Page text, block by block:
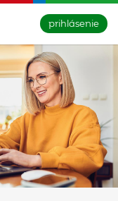
prihlásenie